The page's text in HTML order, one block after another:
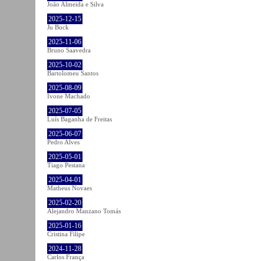
João Almeida e Silva
2025-12-15
Ju Bock
2025-11-06
Bruno Saavedra
2025-10-02
Bartolomeu Santos
2025-08-09
Ivone Machado
2025-07-05
Luís Baganha de Freitas
2025-06-07
Pedro Alves
2025-05-01
Tiago Pestana
2025-04-01
Matheus Novaes
2025-02-20
Alejandro Manzano Tomás
2025-01-16
Cristina Filipe
2024-11-28
Carlos França